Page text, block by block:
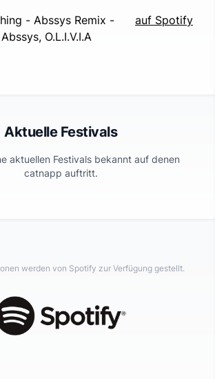
- Abssys Remix -
O.L.I.V.I.A
auf Spotify
Aktuelle Festivals
aktuellen Festivals bekannt auf denen
catnapp auftritt.
werden von Spotify zur Verfügung gestellt.